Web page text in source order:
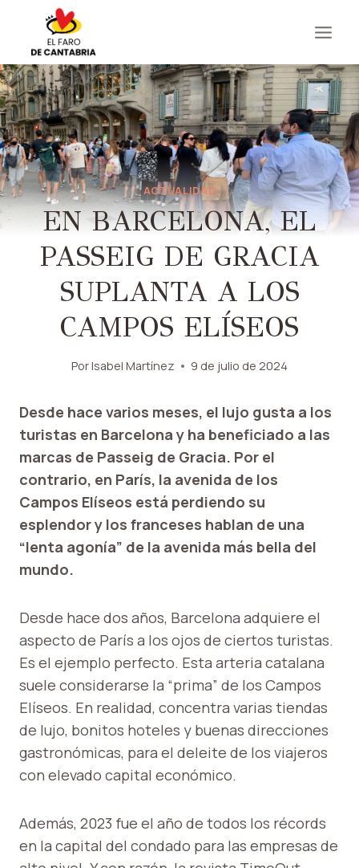
contenido
ACTUALIDAD
EN BARCELONA, ​​EL
PASSEIG DE GRACIA
SUPLANTA A LOS
CAMPOS ELÍSEOS
PorIsabel Martínez 9 de julio de 2024
Desde hace varios meses, el lujo gusta a los
turistas en Barcelona y ha beneficiado a las
marcas de Passeig de Gracia. Por el
contrario, en París, la avenida de los
Campos Elíseos está perdiendo su
esplendor y los franceses hablan de una
“lenta agonía” de la avenida más bella del
mundo.
Desde hace dos años, Barcelona adquiere el
aspecto de París a los ojos de ciertos turistas.
Es el ejemplo perfecto. Esta arteria catalana
suele considerarse la “prima” de los Campos
Elíseos. En realidad, concentra varias tiendas
de lujo, bonitos hoteles y buenas direcciones
gastronómicas, para el deleite de los viajeros
con elevado capital económico.
Además, 2023 fue el año de todos los récords
en la capital del condado para las empresas de